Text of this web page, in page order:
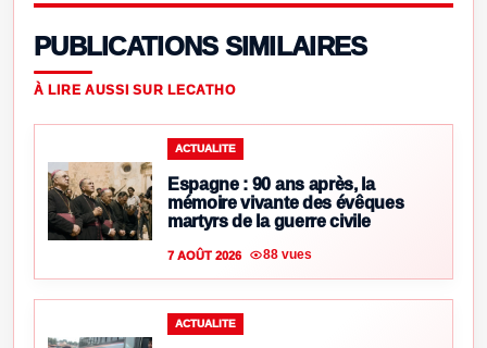
PUBLICATIONS SIMILAIRES
À LIRE AUSSI SUR LECATHO
ACTUALITE
Espagne : 90 ans après, la
mémoire vivante des évêques
martyrs de la guerre civile
7 AOÛT 2026 88 vues
ACTUALITE